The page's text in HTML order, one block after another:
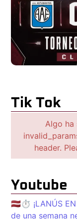
Tik Tok
Algo ha
header.
Youtube
🇱🇻⏱️ ¡LANÚS EN
de una semana